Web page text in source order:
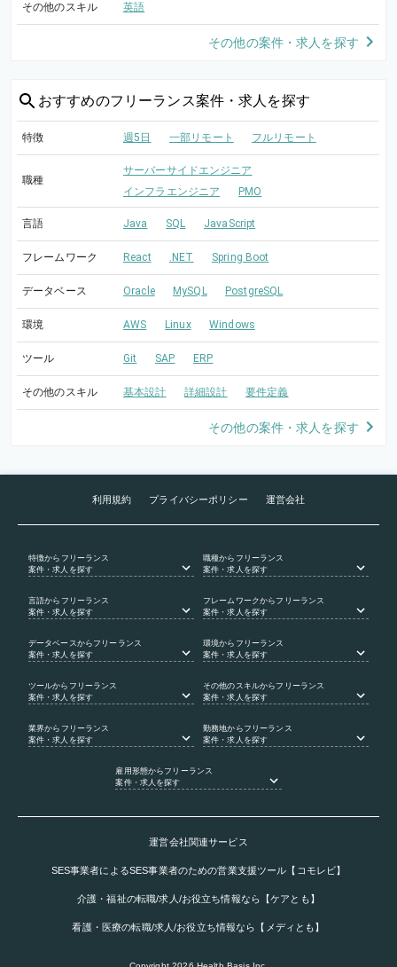
その他のスキル 英語
その他の案件・求人を探す
おすすめのフリーランス案件・求人を探す
特徴 週5日 一部リモート フルリモート
職種
サーバーサイドエンジニア
インフラエンジニア
PMO
言語 Java SQL JavaScript
フレームワーク React .NET Spring Boot
データベース Oracle MySQL PostgreSQL
環境 AWS Linux Windows
ツール Git SAP ERP
その他のスキル 基本設計 詳細設計 要件定義
その他の案件・求人を探す
利用規約 プライバシーポリシー 運営会社
特徴からフリーランス
案件・求人を探す
職種からフリーランス
案件・求人を探す
言語からフリーランス
案件・求人を探す
フレームワークからフリーランス
案件・求人を探す
データベース からフリーランス
案件・求人を探す
環境からフリーランス
案件・求人を探す
ツールからフリーランス
案件・求人を探す
その他のスキルからフリーランス
案件・求人を探す
業界からフリーランス
案件・求人を探す
勤務地からフリーランス
案件・求人を探す
雇用形態からフリーランス
案件・求人を探す
運営会社関連サービス
SES事業者によるSES事業者のための営業支援ツール【コモレビ】
介護・福祉の転職/求人/お役立ち情報なら【ケアとも】
看護・医療の転職/求人/お役立ち情報なら【メディとも】